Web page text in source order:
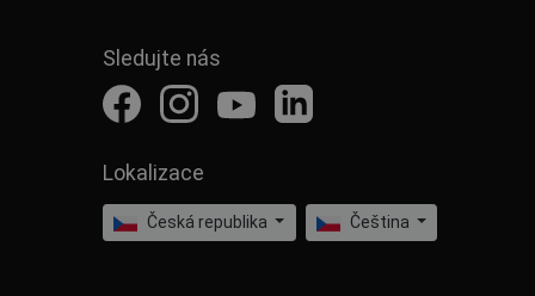
Sledujte nás
Lokalizace
Česká republika Čeština